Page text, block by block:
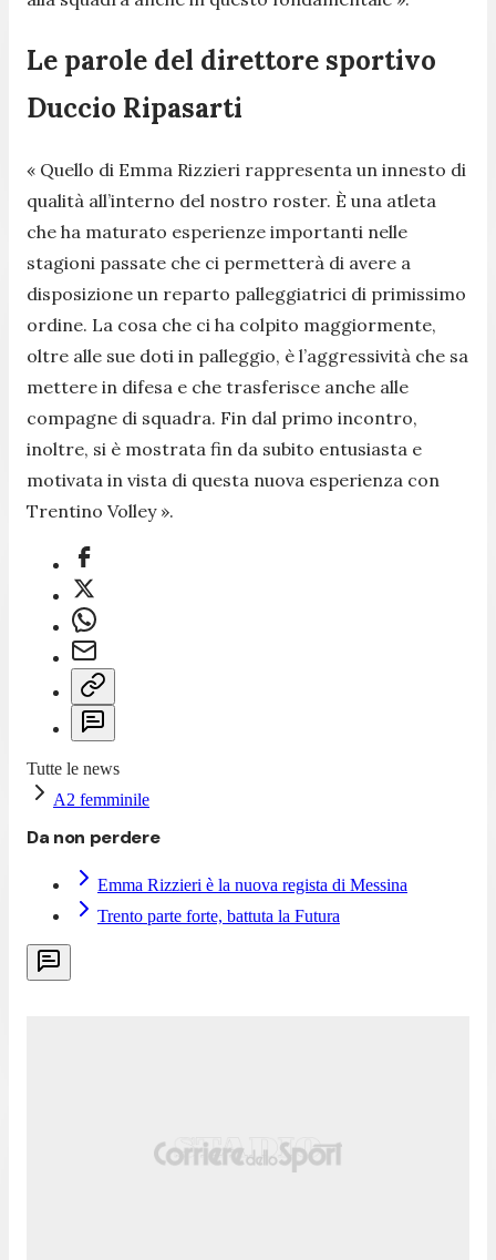
Le parole del direttore sportivo
Duccio Ripasarti
« Quello di Emma Rizzieri rappresenta un innesto di
qualità all’interno del nostro roster. È una atleta
che ha maturato esperienze importanti nelle
stagioni passate che ci permetterà di avere a
disposizione un reparto palleggiatrici di primissimo
ordine. La cosa che ci ha colpito maggiormente,
oltre alle sue doti in palleggio, è l’aggressività che sa
mettere in difesa e che trasferisce anche alle
compagne di squadra. Fin dal primo incontro,
inoltre, si è mostrata fin da subito entusiasta e
motivata in vista di questa nuova esperienza con
Trentino Volley ».
Tutte le news
A2 femminile
Da non perdere
Emma Rizzieri è la nuova regista di Messina
Trento parte forte, battuta la Futura